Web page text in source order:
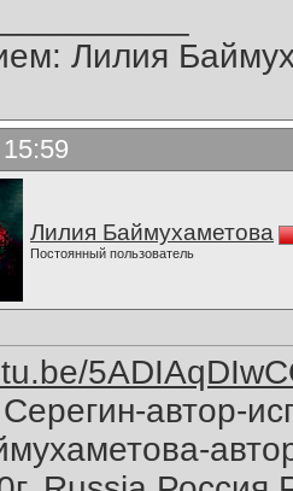
Лилия
Лилия Баймухаметова
Постоянный пользователь
автор-